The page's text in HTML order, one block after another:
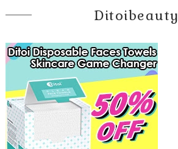
Ditoibeauty